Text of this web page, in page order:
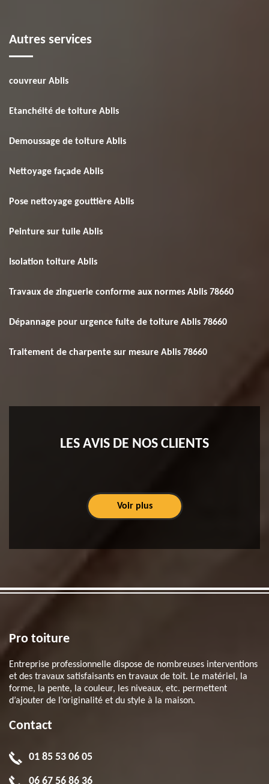
Autres services
couvreur Ablis
Etanchéité de toiture Ablis
Demoussage de toiture Ablis
Nettoyage façade Ablis
Pose nettoyage gouttière Ablis
Peinture sur tuile Ablis
Isolation toiture Ablis
Travaux de zinguerie conforme aux normes Ablis 78660
Dépannage pour urgence fuite de toiture Ablis 78660
Traitement de charpente sur mesure Ablis 78660
LES AVIS DE NOS CLIENTS
Voir plus
Pro toiture
Entreprise professionnelle dispose de nombreuses interventions
et des travaux satisfaisants en travaux de toit. Le matériel, la
forme, la pente, la couleur, les niveaux, etc. permettent
d’ajouter de l’originalité et du style à la maison.
Contact
01 85 53 06 05
06 67 56 86 36